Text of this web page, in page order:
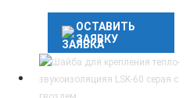
ОСТАВИТЬ
ЗАЯВКУ